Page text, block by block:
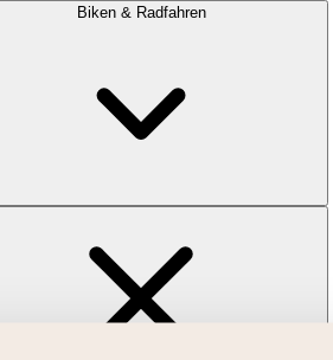
Biken & Radfahren